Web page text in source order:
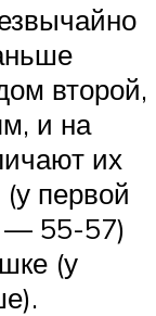
второй,
и на
их
(у первой
— 55-57)
(у